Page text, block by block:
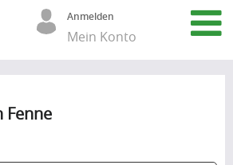
Anmelden
Mein Konto
Fenne